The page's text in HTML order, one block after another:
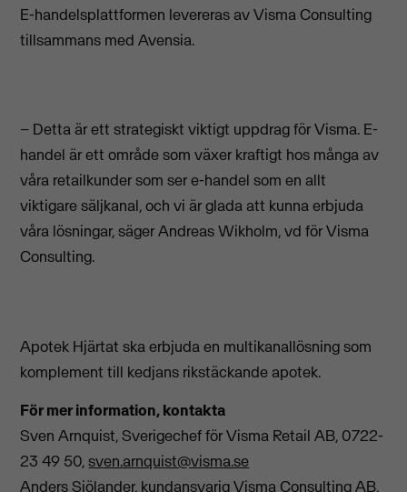
E-handelsplattformen levereras av Visma Consulting
tillsammans med Avensia.
– Detta är ett strategiskt viktigt uppdrag för Visma. E-
handel är ett område som växer kraftigt hos många av
våra retailkunder som ser e-handel som en allt
viktigare säljkanal, och vi är glada att kunna erbjuda
våra lösningar, säger Andreas Wikholm, vd för Visma
Consulting.
Apotek Hjärtat ska erbjuda en multikanallösning som
komplement till kedjans rikstäckande apotek.
För mer information, kontakta
Sven Arnquist, Sverigechef för Visma Retail AB, 0722-
23 49 50,sven.arnquist@visma.se
Anders Sjölander, kundansvarig Visma Consulting AB,